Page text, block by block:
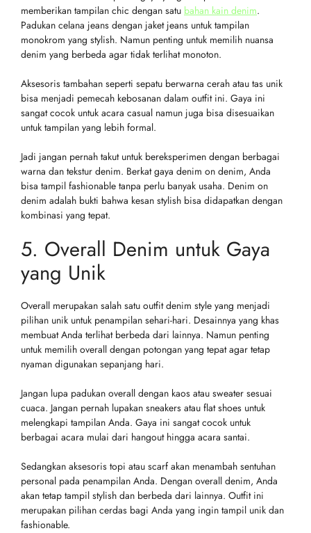
memberikan tampilan chic dengan satu bahan kain denim.
Padukan celana jeans dengan jaket jeans untuk tampilan
monokrom yang stylish. Namun penting untuk memilih nuansa
denim yang berbeda agar tidak terlihat monoton.
Aksesoris tambahan seperti sepatu berwarna cerah atau tas unik
bisa menjadi pemecah kebosanan dalam outfit ini. Gaya ini
sangat cocok untuk acara casual namun juga bisa disesuaikan
untuk tampilan yang lebih formal.
Jadi jangan pernah takut untuk bereksperimen dengan berbagai
warna dan tekstur denim. Berkat gaya denim on denim, Anda
bisa tampil fashionable tanpa perlu banyak usaha. Denim on
denim adalah bukti bahwa kesan stylish bisa didapatkan dengan
kombinasi yang tepat.
5. Overall Denim untuk Gaya
yang Unik
Overall merupakan salah satu outfit denim style yang menjadi
pilihan unik untuk penampilan sehari-hari. Desainnya yang khas
membuat Anda terlihat berbeda dari lainnya. Namun penting
untuk memilih overall dengan potongan yang tepat agar tetap
nyaman digunakan sepanjang hari.
Jangan lupa padukan overall dengan kaos atau sweater sesuai
cuaca. Jangan pernah lupakan sneakers atau flat shoes untuk
melengkapi tampilan Anda. Gaya ini sangat cocok untuk
berbagai acara mulai dari hangout hingga acara santai.
Sedangkan aksesoris topi atau scarf akan menambah sentuhan
personal pada penampilan Anda. Dengan overall denim, Anda
akan tetap tampil stylish dan berbeda dari lainnya. Outfit ini
merupakan pilihan cerdas bagi Anda yang ingin tampil unik dan
fashionable.